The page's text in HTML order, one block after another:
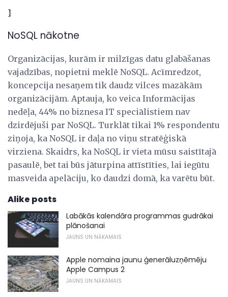
}
NoSQL nākotne
Organizācijas, kurām ir milzīgas datu glabāšanas
vajadzības, nopietni meklē NoSQL. Acīmredzot,
koncepcija nesaņem tik daudz vilces mazākām
organizācijām. Aptauja, ko veica Informācijas
nedēļa, 44% no biznesa IT speciālistiem nav
dzirdējuši par NoSQL. Turklāt tikai 1% respondentu
ziņoja, ka NoSQL ir daļa no viņu stratēģiskā
virziena. Skaidrs, ka NoSQL ir vieta mūsu saistītajā
pasaulē, bet tai būs jāturpina attīstīties, lai iegūtu
masveida apelāciju, ko daudzi domā, ka varētu būt.
Alike posts
Labākās kalendāra programmas gudrākai
plānošanai
JAUNS UN NĀKAMAIS
Apple nomaina jaunu ģenerāluzņēmēju
Apple Campus 2
JAUNS UN NĀKAMAIS